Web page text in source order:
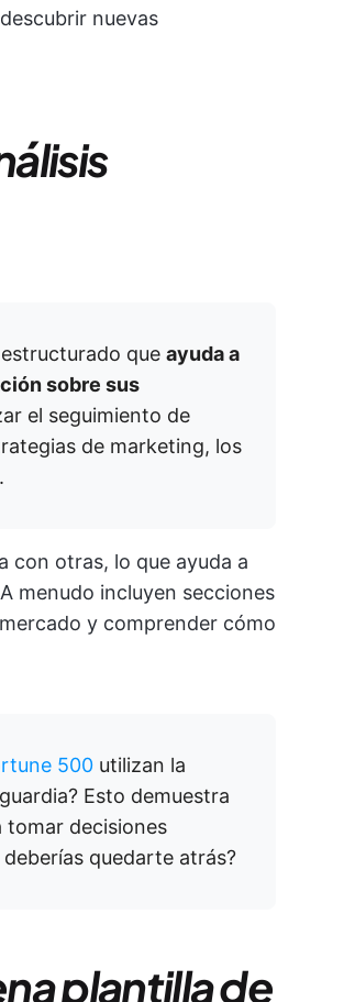
nuevas
que ayuda a
sobre sus
el seguimiento de
de marketing, los
con otras, lo que ayuda a
menudo incluyen secciones
y comprender cómo
500 utilizan la
Esto demuestra
tomar decisiones
quedarte atrás?
plantilla de